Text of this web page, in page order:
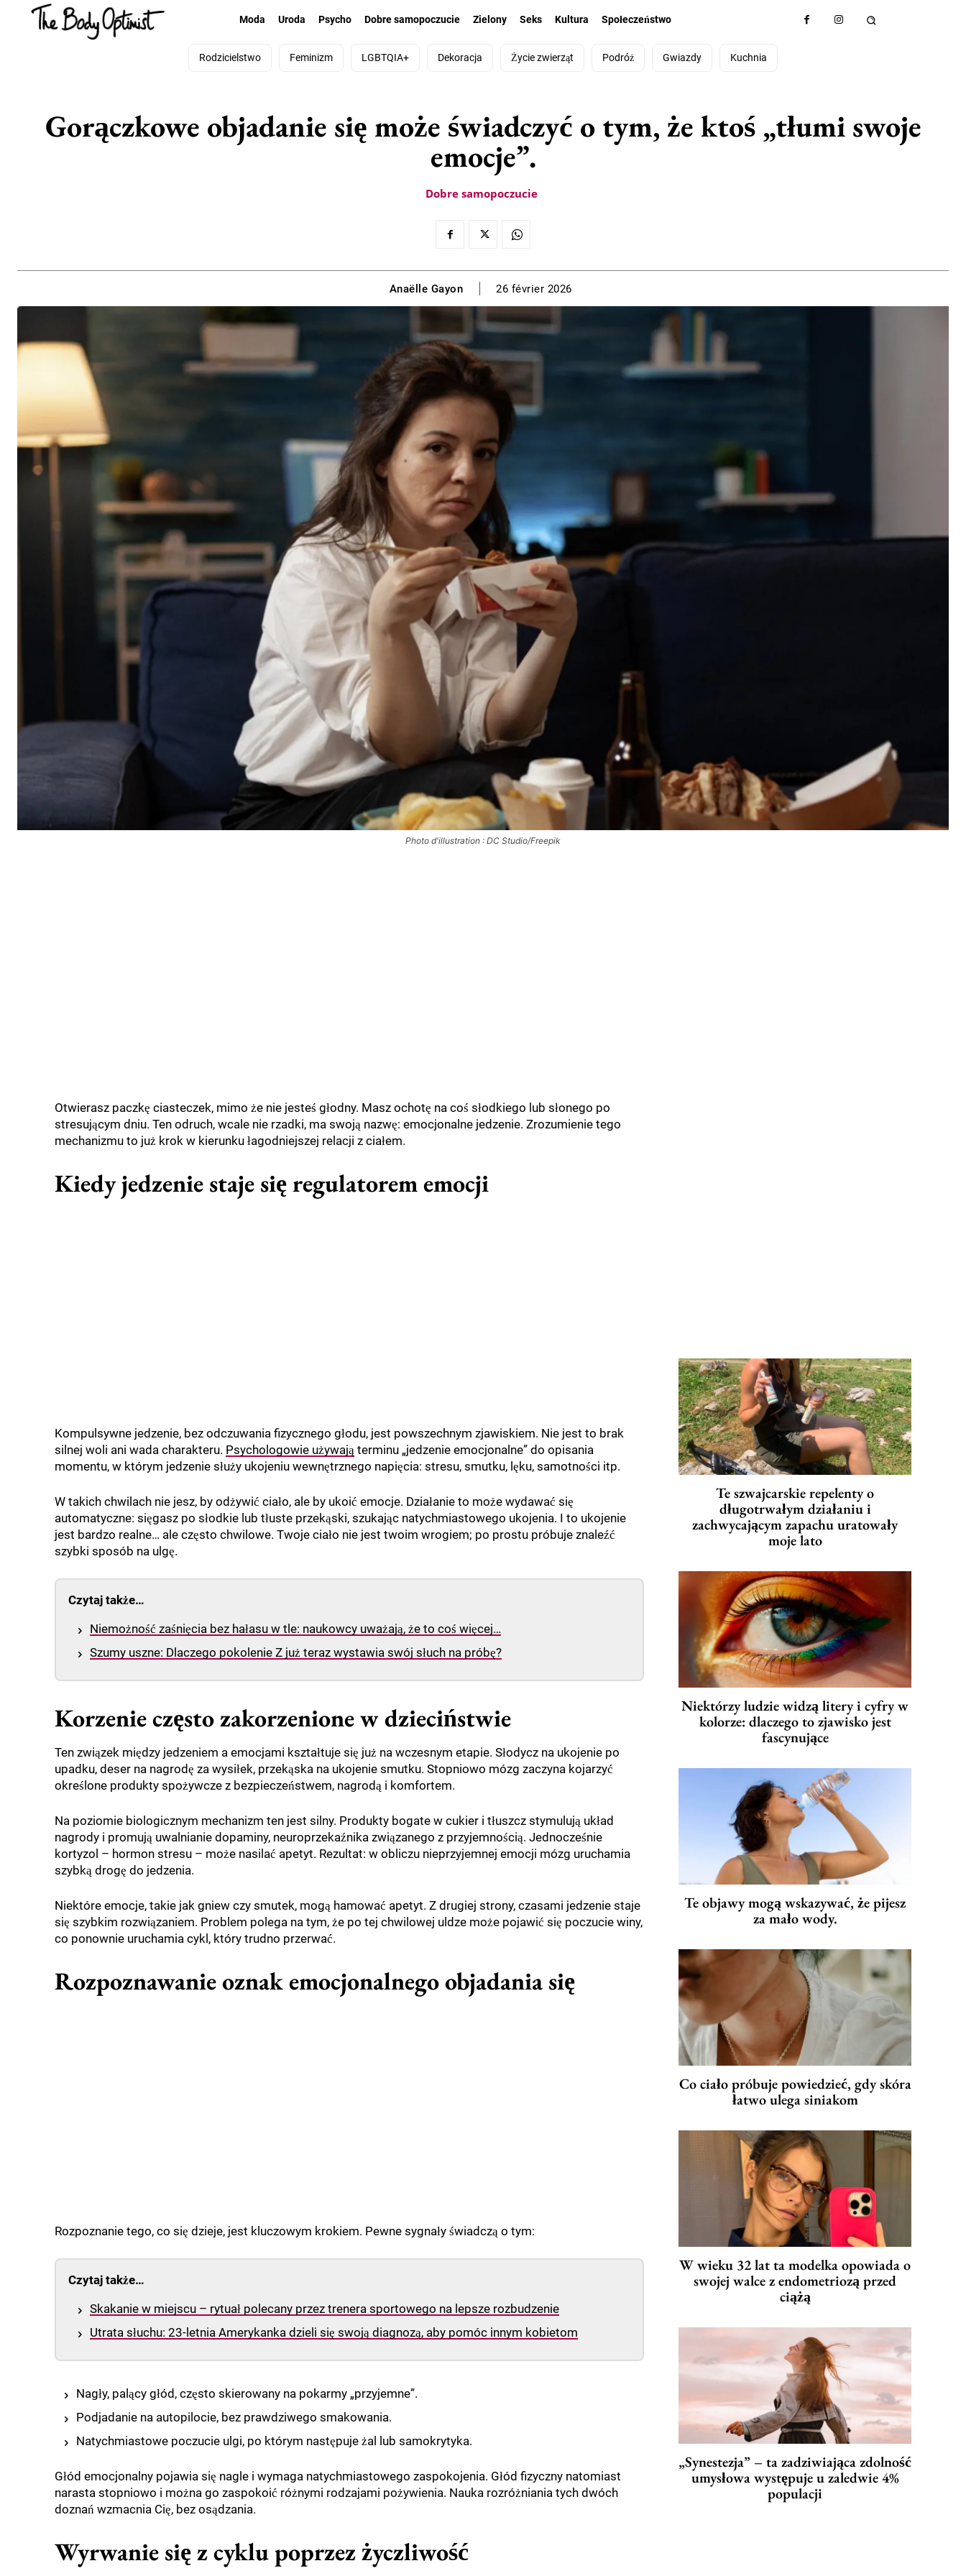
Moda Uroda Psycho Dobre samopoczucie Zielony Seks Kultura Społeczeństwo
Rodzicielstwo Feminizm LGBTQIA+ Dekoracja Życie zwierząt Podróż Gwiazdy Kuchnia
Gorączkowe objadanie się może świadczyć o tym, że ktoś „tłumi swoje
emocje”.
Dobre samopoczucie
Anaëlle Gayon 26 février 2026
Photo d'illustration : DC Studio/Freepik
Otwierasz paczkę ciasteczek, mimo że nie jesteś głodny. Masz ochotę na coś słodkiego lub słonego po
stresującym dniu. Ten odruch, wcale nie rzadki, ma swoją nazwę: emocjonalne jedzenie. Zrozumienie tego
mechanizmu to już krok w kierunku łagodniejszej relacji z ciałem.
Kiedy jedzenie staje się regulatorem emocji
Kompulsywne jedzenie, bez odczuwania fizycznego głodu, jest powszechnym zjawiskiem. Nie jest to brak
silnej woli ani wada charakteru. Psychologowie używają terminu „jedzenie emocjonalne” do opisania
momentu, w którym jedzenie służy ukojeniu wewnętrznego napięcia: stresu, smutku, lęku, samotności itp.
W takich chwilach nie jesz, by odżywić ciało, ale by ukoić emocje. Działanie to może wydawać się
automatyczne: sięgasz po słodkie lub tłuste przekąski, szukając natychmiastowego ukojenia. I to ukojenie
jest bardzo realne… ale często chwilowe. Twoje ciało nie jest twoim wrogiem; po prostu próbuje znaleźć
szybki sposób na ulgę.
Czytaj także…
Niemożność zaśnięcia bez hałasu w tle: naukowcy uważają, że to coś więcej…
Szumy uszne: Dlaczego pokolenie Z już teraz wystawia swój słuch na próbę?
Korzenie często zakorzenione w dzieciństwie
Ten związek między jedzeniem a emocjami kształtuje się już na wczesnym etapie. Słodycz na ukojenie po
upadku, deser na nagrodę za wysiłek, przekąska na ukojenie smutku. Stopniowo mózg zaczyna kojarzyć
określone produkty spożywcze z bezpieczeństwem, nagrodą i komfortem.
Na poziomie biologicznym mechanizm ten jest silny. Produkty bogate w cukier i tłuszcz stymulują układ
nagrody i promują uwalnianie dopaminy, neuroprzekaźnika związanego z przyjemnością. Jednocześnie
kortyzol – hormon stresu – może nasilać apetyt. Rezultat: w obliczu nieprzyjemnej emocji mózg uruchamia
szybką drogę do jedzenia.
Niektóre emocje, takie jak gniew czy smutek, mogą hamować apetyt. Z drugiej strony, czasami jedzenie staje
się szybkim rozwiązaniem. Problem polega na tym, że po tej chwilowej uldze może pojawić się poczucie winy,
co ponownie uruchamia cykl, który trudno przerwać.
Rozpoznawanie oznak emocjonalnego objadania się
Rozpoznanie tego, co się dzieje, jest kluczowym krokiem. Pewne sygnały świadczą o tym:
Czytaj także…
Skakanie w miejscu – rytuał polecany przez trenera sportowego na lepsze rozbudzenie
Utrata słuchu: 23-letnia Amerykanka dzieli się swoją diagnozą, aby pomóc innym kobietom
Nagły, palący głód, często skierowany na pokarmy „przyjemne”.
Podjadanie na autopilocie, bez prawdziwego smakowania.
Natychmiastowe poczucie ulgi, po którym następuje żal lub samokrytyka.
Głód emocjonalny pojawia się nagle i wymaga natychmiastowego zaspokojenia. Głód fizyczny natomiast
narasta stopniowo i można go zaspokoić różnymi rodzajami pożywienia. Nauka rozróżniania tych dwóch
doznań wzmacnia Cię, bez osądzania.
Wyrwanie się z cyklu poprzez życzliwość
Te szwajcarskie repelenty o
długotrwałym działaniu i
zachwycającym zapachu uratowały
moje lato
Niektórzy ludzie widzą litery i cyfry w
kolorze: dlaczego to zjawisko jest
fascynujące
Te objawy mogą wskazywać, że pijesz
za mało wody.
Co ciało próbuje powiedzieć, gdy skóra
łatwo ulega siniakom
W wieku 32 lat ta modelka opowiada o
swojej walce z endometriozą przed
ciążą
„Synestezja” – ta zadziwiająca zdolność
umysłowa występuje u zaledwie 4%
populacji